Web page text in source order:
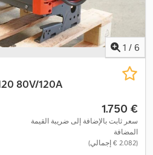
1 / 6
80V/120A
‏1.750 €
سعر ثابت بالإضافة إلى ضريبة القيمة
المضافة
(‏2.082 € إجمالي)